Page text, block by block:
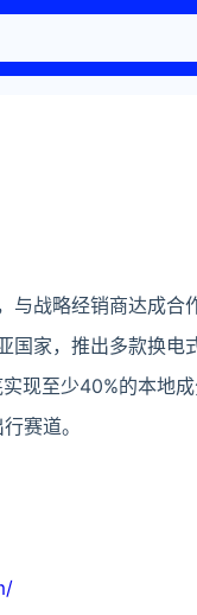
与战略经销商达成合
家，推出多款换电
现至少40%的本地
赛道。